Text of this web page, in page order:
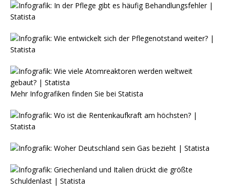
Mehr Infografiken finden Sie bei Statista